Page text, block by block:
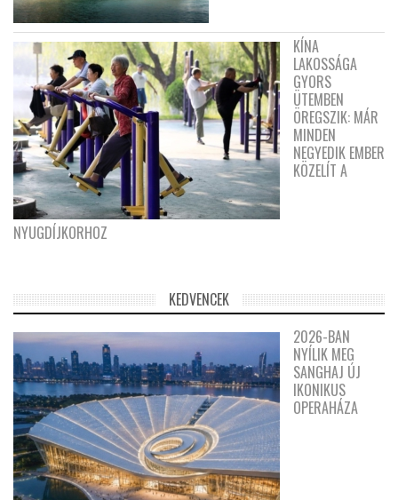
KÍNA
LAKOSSÁGA
GYORS
ÜTEMBEN
ÖREGSZIK: MÁR
MINDEN
NEGYEDIK EMBER
KÖZELÍT A
NYUGDÍJKORHOZ
KEDVENCEK
2026-BAN
NYÍLIK MEG
SANGHAJ ÚJ
IKONIKUS
OPERAHÁZA